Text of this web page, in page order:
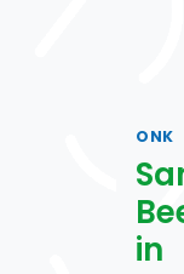
ONK
in